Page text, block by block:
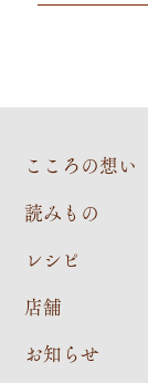
こころの想い
読みもの
レシピ
店舗
お知らせ